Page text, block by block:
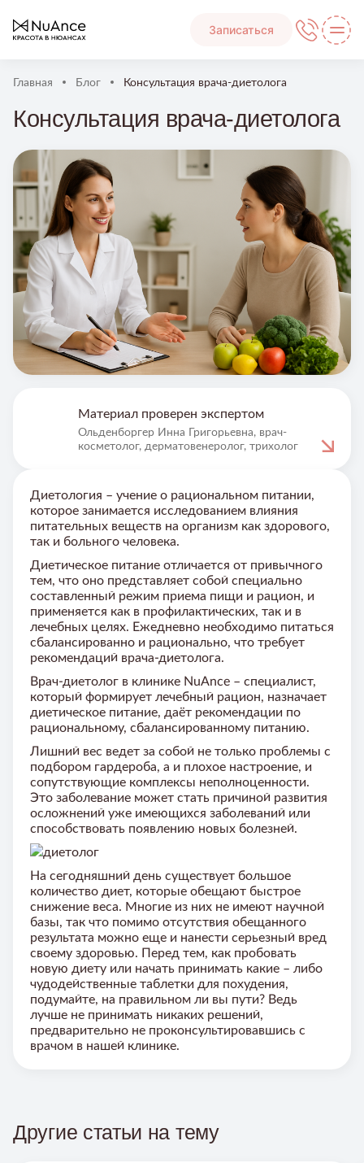
Записаться
Главная Блог Консультация врача-диетолога
Консультация врача-диетолога
Материал проверен экспертом
Ольденборгер Инна Григорьевна, врач-
косметолог, дерматовенеролог, трихолог
Диетология – учение о рациональном питании,
которое занимается исследованием влияния
питательных веществ на организм как здорового,
так и больного человека.
Диетическое питание отличается от привычного
тем, что оно представляет собой специально
составленный режим приема пищи и рацион, и
применяется как в профилактических, так и в
лечебных целях. Ежедневно необходимо питаться
сбалансированно и рационально, что требует
рекомендаций врача-диетолога.
Врач-диетолог в клинике NuAnce – специалист,
который формирует лечебный рацион, назначает
диетическое питание, даёт рекомендации по
рациональному, сбалансированному питанию.
Лишний вес ведет за собой не только проблемы с
подбором гардероба, а и плохое настроение, и
сопутствующие комплексы неполноценности.
Это заболевание может стать причиной развития
осложнений уже имеющихся заболеваний или
способствовать появлению новых болезней.
На сегодняшний день существует большое
количество диет, которые обещают быстрое
снижение веса. Многие из них не имеют научной
базы, так что помимо отсутствия обещанного
результата можно еще и нанести серьезный вред
своему здоровью. Перед тем, как пробовать
новую диету или начать принимать какие – либо
чудодейственные таблетки для похудения,
подумайте, на правильном ли вы пути? Ведь
лучше не принимать никаких решений,
предварительно не проконсультировавшись с
врачом в нашей клинике.
Другие статьи на тему